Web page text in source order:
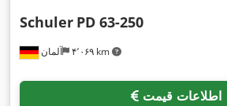
آلمان ۴٬۰۶۹ km
Schuler PD 63-250
اطلاعات قیمت